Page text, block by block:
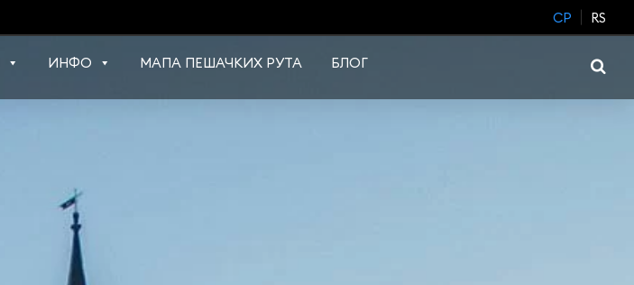
CP RS
ИНФО МАПА ПЕШАЧКИХ РУТА БЛОГ